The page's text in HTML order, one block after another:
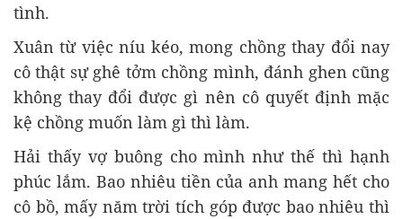
tình.
Xuân từ việc níu kéo, mong chồng thay đổi nay
cô thật sự ghê tởm chồng mình, đánh ghen cũng
không thay đổi được gì nên cô quyết định mặc
kệ chồng muốn làm gì thì làm.
Hải thấy vợ buông cho mình như thế thì hạnh
phúc lắm. Bao nhiêu tiền của anh mang hết cho
cô bồ, mấy năm trời tích góp được bao nhiêu thì